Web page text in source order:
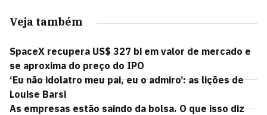
Veja também
SpaceX recupera US$ 327 bi em valor de mercado e
se aproxima do preço do IPO
‘Eu não idolatro meu pai, eu o admiro’: as lições de
Louise Barsi
As empresas estão saindo da bolsa. O que isso diz